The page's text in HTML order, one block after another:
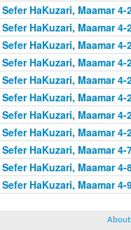
Sefer HaKuzari, Maamar 4-
Sefer HaKuzari, Maamar 4-
Sefer HaKuzari, Maamar 4-
Sefer HaKuzari, Maamar 4-
Sefer HaKuzari, Maamar 4-
Sefer HaKuzari, Maamar 4-
Sefer HaKuzari, Maamar 4-
Sefer HaKuzari, Maamar 4-
Sefer HaKuzari, Maamar 4-
Sefer HaKuzari, Maamar 4-
Sefer HaKuzari, Maamar 4-
About